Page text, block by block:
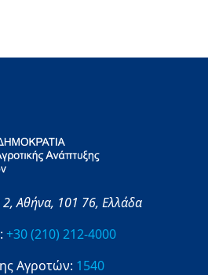
2,Αθήνα, 101 76, Ελλάδα
+30 (210) 212-4000
Αγροτών: 1540